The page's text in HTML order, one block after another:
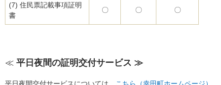
(7) 住民票記載事項証明
書
〇 〇 〇
≪ 平日夜間の証明交付サービス ≫